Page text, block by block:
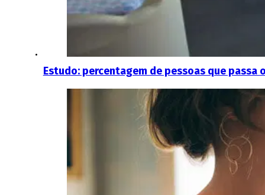
Estudo: percentagem de pessoas que